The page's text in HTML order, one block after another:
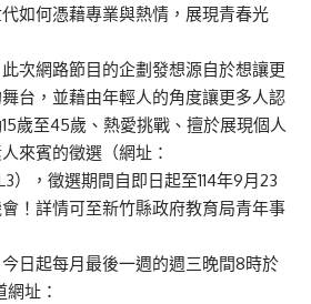
如何憑藉專業與熱情，展現青春光
次網路節目的企劃發想源自於想讓更
台，並藉由年輕人的角度讓更多人認
歲至45歲、熱愛挑戰、擅於展現個人
來賓的徵選（網址：
，徵選期間自即日起至114年9月23
！詳情可至新竹縣政府教育局青年事
今日起每月最後一週的週三晚間8時於
址：